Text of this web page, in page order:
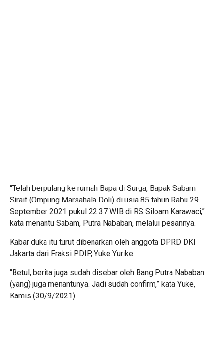
“Telah berpulang ke rumah Bapa di Surga, Bapak Sabam
Sirait (Ompung Marsahala Doli) di usia 85 tahun Rabu 29
September 2021 pukul 22.37 WIB di RS Siloam Karawaci,”
kata menantu Sabam, Putra Nababan, melalui pesannya.
Kabar duka itu turut dibenarkan oleh anggota DPRD DKI
Jakarta dari Fraksi PDIP, Yuke Yurike.
“Betul, berita juga sudah disebar oleh Bang Putra Nababan
(yang) juga menantunya. Jadi sudah confirm,” kata Yuke,
Kamis (30/9/2021).